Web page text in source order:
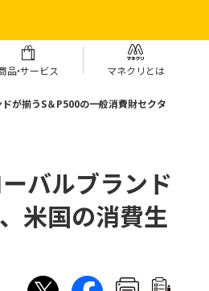
品・サービス マネクリとは
が揃うS＆P500の一般消費財セクタ
バルブランド
米国の消費生